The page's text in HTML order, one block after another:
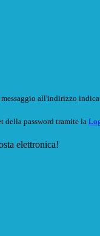
all'indirizzo
della password tramite la
elettronica!